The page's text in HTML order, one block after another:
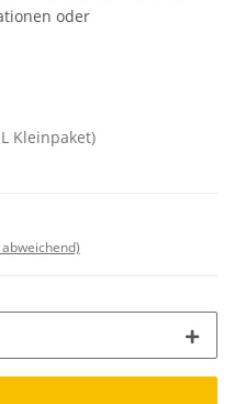
oder
Kleinpaket)